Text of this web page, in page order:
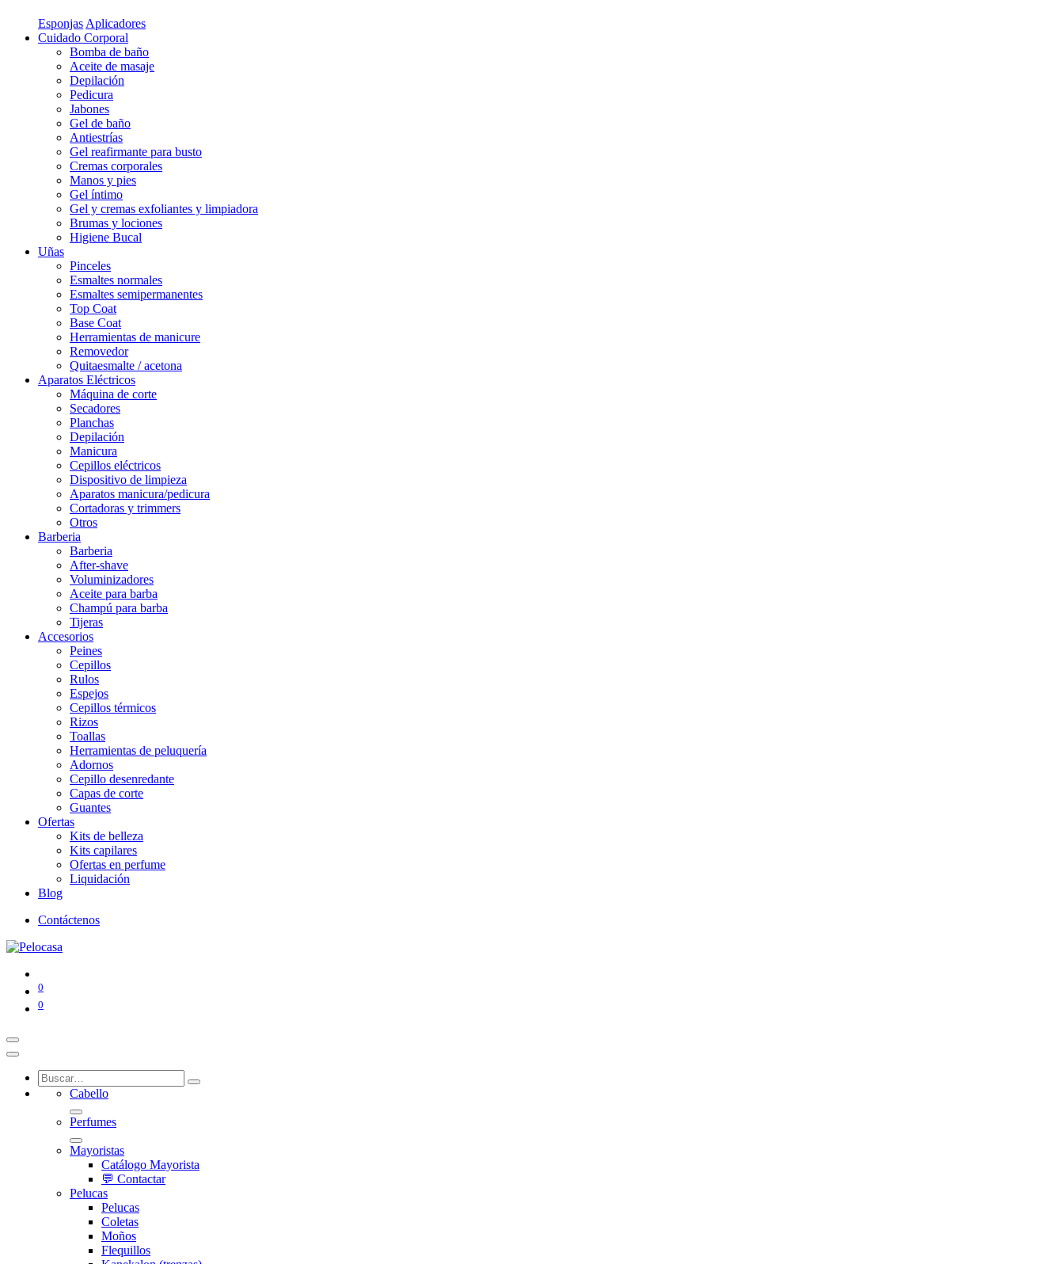
Esponjas Aplicadores
Cuidado Corporal
Bomba de baño
Aceite de masaje
Depilación
Pedicura
Jabones
Gel de baño
Antiestrías
Gel reafirmante para busto
Cremas corporales
Manos y pies
Gel íntimo
Gel y cremas exfoliantes y limpiadora
Brumas y lociones
Higiene Bucal
Uñas
Pinceles
Esmaltes normales
Esmaltes semipermanentes
Top Coat
Base Coat
Herramientas de manicure
Removedor
Quitaesmalte / acetona
Aparatos Eléctricos
Máquina de corte
Secadores
Planchas
Depilación
Manicura
Cepillos eléctricos
Dispositivo de limpieza
Aparatos manicura/pedicura
Cortadoras y trimmers
Otros
Barberia
Barberia
After-shave
Voluminizadores
Aceite para barba
Champú para barba
Tijeras
Accesorios
Peines
Cepillos
Rulos
Espejos
Cepillos térmicos
Rizos
Toallas
Herramientas de peluquería
Adornos
Cepillo desenredante
Capas de corte
Guantes
Ofertas
Kits de belleza
Kits capilares
Ofertas en perfume
Liquidación
Blog
Contáctenos
0
0
Cabello
Perfumes
Mayoristas
Catálogo Mayorista
💬 Contactar
Pelucas
Pelucas
Coletas
Moños
Flequillos